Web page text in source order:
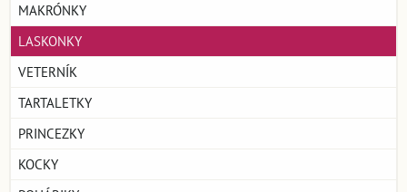
MAKRÓNKY
LASKONKY
VETERNÍK
TARTALETKY
PRINCEZKY
KOCKY